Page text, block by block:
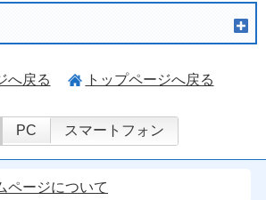
へ戻る トップページへ戻る
PC スマートフォン
ページについて